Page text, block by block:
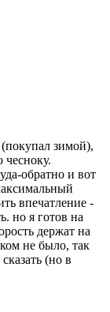
зимой),
чесноку.
обратно и вот
впечатление -
но я готов на
держат на
не было, так
(но в